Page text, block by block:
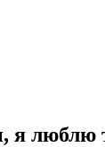
я люблю